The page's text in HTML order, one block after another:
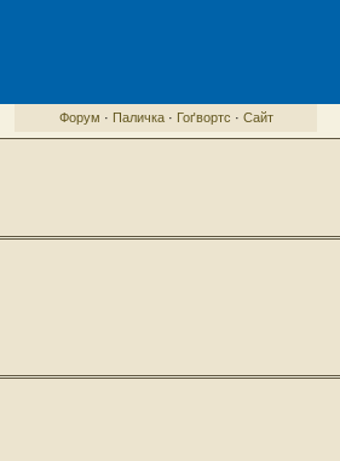
Форум · Паличка· Гоґвортс · Сайт